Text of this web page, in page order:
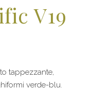
V19
tappezzante,
verde-blu.